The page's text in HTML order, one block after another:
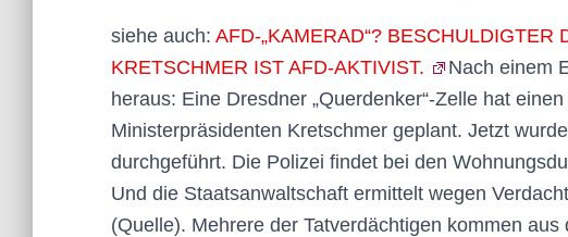
siehe auch: AFD-„KAMERAD“? BESCHULDIGTER
KRETSCHMER IST AFD-AKTIVIST.
Nach einem
heraus: Eine Dresdner „Querdenker“-Zelle hat
Ministerpräsidenten Kretschmer geplant. Jetzt
durchgeführt. Die Polizei findet bei den
Und die Staatsanwaltschaft ermittelt wegen
(Quelle). Mehrere der Tatverdächtigen kommen